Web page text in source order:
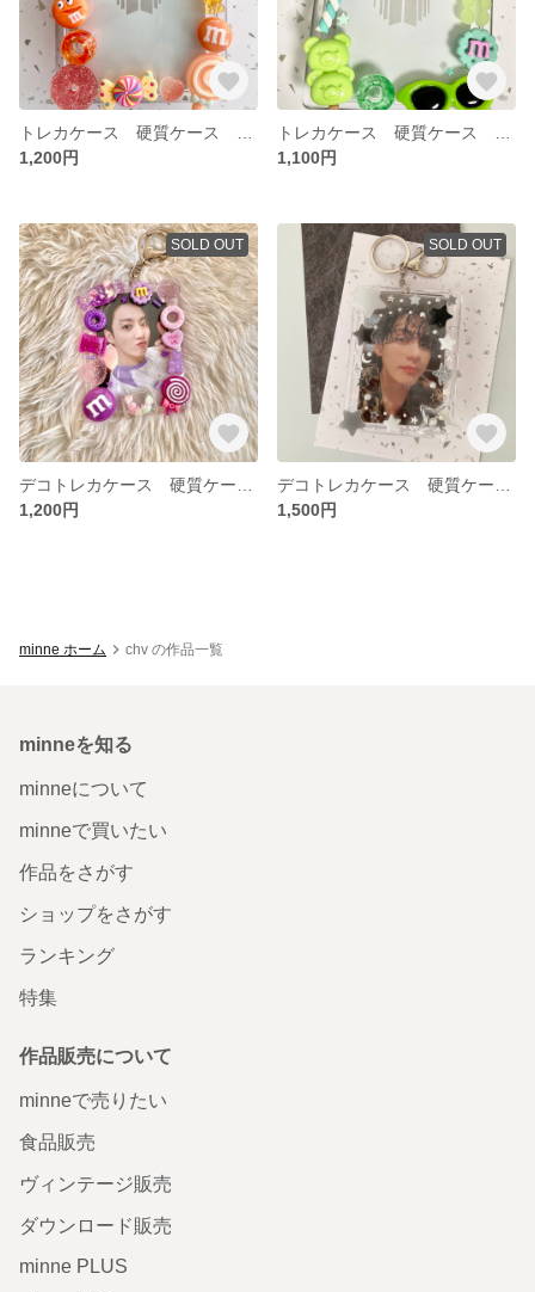
1,200円
1,100円
SOLD OUT
1,200円
SOLD OUT
1,500円
minne ホーム chv の作品一覧
minneを知る
minneについて
minneで買いたい
作品をさがす
ショップをさがす
ランキング
特集
作品販売について
minneで売りたい
食品販売
ヴィンテージ販売
ダウンロード販売
minne PLUS